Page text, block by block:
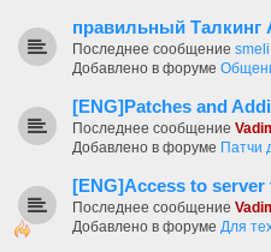
правильный Талкинг
Последнее сообщение smeli
Добавлено в форуме
[ENG]Patches and
Последнее сообщение
Добавлено в форуме Патчи
[ENG]Access to server
Последнее сообщение
Добавлено в форуме Для